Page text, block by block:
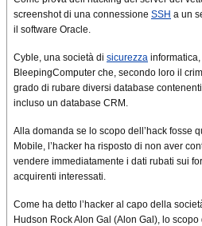
screenshot di una connessione SSH a un
il software Oracle.
Cyble, una società di sicurezza
BleepingComputer che, secondo loro il
grado di rubare diversi database
incluso un database CRM.
Alla domanda se lo scopo dell’hack fosse
Mobile, l’hacker ha risposto di non aver
vendere immediatamente i dati rubati sui
acquirenti interessati.
Come ha detto l’hacker al capo della
Hudson Rock Alon Gal (Alon Gal), lo